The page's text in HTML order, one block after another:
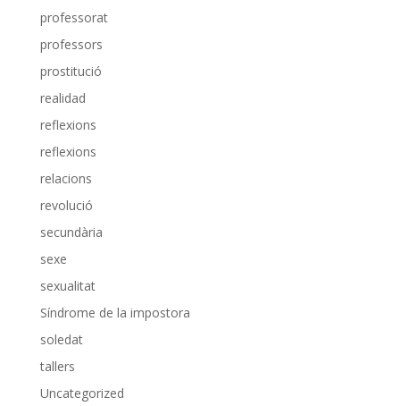
professorat
professors
prostitució
realidad
reflexions
reflexions
relacions
revolució
secundària
sexe
sexualitat
Síndrome de la impostora
soledat
tallers
Uncategorized